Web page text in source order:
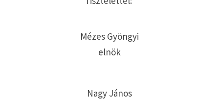
Mézes Gyöngyi
elnök
Nagy János